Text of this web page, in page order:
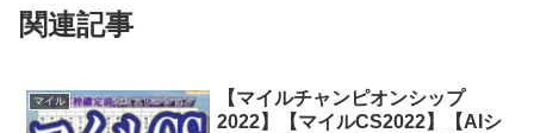
関連記事
マイル
【マイルチャンピオンシップ
2022】【マイルCS2022】【AIシ